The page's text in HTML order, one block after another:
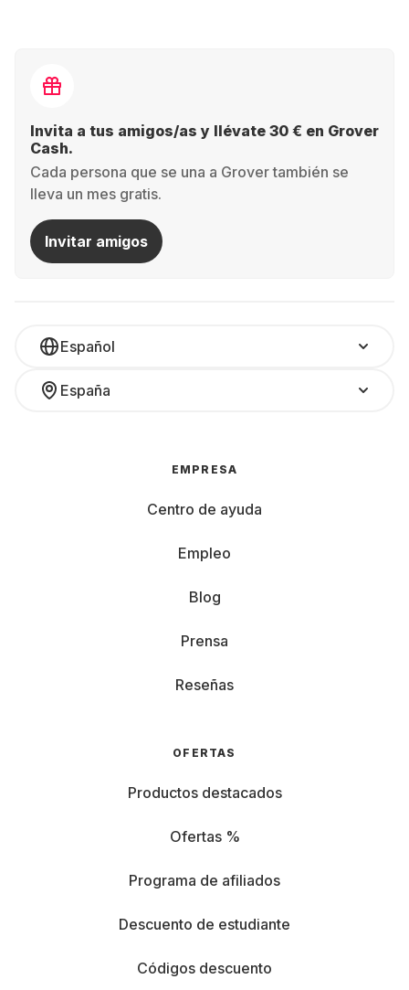
Invita a tus amigos/as y llévate 30 € en Grover
Cash.
Cada persona que se una a Grover también se
lleva un mes gratis.
Invitar amigos
Español
España
EMPRESA
Centro de ayuda
Empleo
Blog
Prensa
Reseñas
OFERTAS
Productos destacados
Ofertas %
Programa de afiliados
Descuento de estudiante
Códigos descuento